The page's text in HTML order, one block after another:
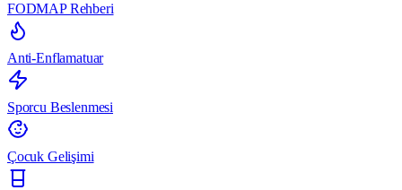
FODMAP Rehberi
Anti-Enflamatuar
Sporcu Beslenmesi
Çocuk Gelişimi